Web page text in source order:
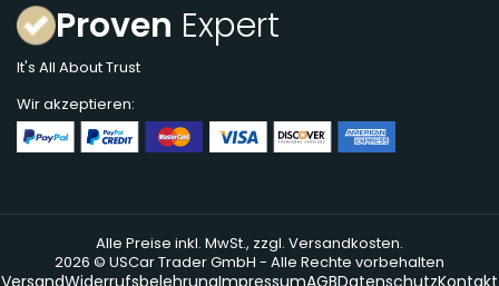
Proven Expert
It's All About Trust
Wir akzeptieren:
Alle Preise inkl. MwSt., zzgl. Versandkosten.
2026 © USCar Trader GmbH - Alle Rechte vorbehalten
VersandWiderrufsbelehrungImpressumAGBDatenschutzKontakt